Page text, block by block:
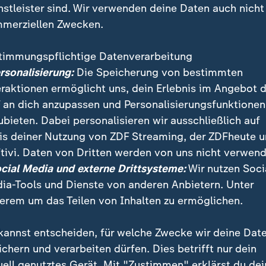
obdachloser und verletzter Menschen werde
Johnen, Leiter Internationaler
starke lokale Strukturen" an.
sind. Wir verwenden deine Daten auch nicht
Zwecken.
Datenverarbeitung
Die Speicherung von bestimmten
ermöglicht uns, dein Erlebnis im Angebot
an dich anzupassen und Personalisierungsfunktionen
Dabei personalisieren wir ausschließlich auf
deiner Nutzung von ZDF Streaming, der ZDFheute
Daten von Dritten werden von uns nicht
Media und externe Drittsysteme:Wir nutzen
Tools und Dienste von anderen Anbietern. Unter
um das Teilen von Inhalten zu ermöglichen.
entscheiden, für welche Zwecke wir deine
und verarbeiten dürfen. Dies betrifft nur dein